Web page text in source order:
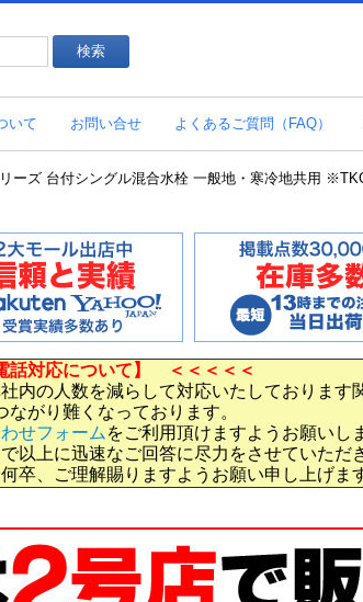
いて お問い合せ よくあるご質問（FAQ）
ズ 台付シングル混合水栓 一般地・寒冷地共用
話対応について】 ＜＜＜＜＜
内の人数を減らして対応いたしております
ながり難くなっております。
せフォーム をご利用頂けますようお願いし
以上に迅速なご回答に尽力をさせていただ
卒、ご理解賜りますようお願い申し上げま